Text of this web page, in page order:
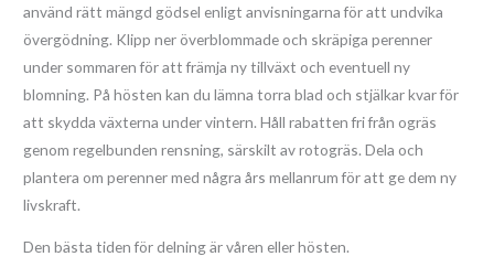
använd rätt mängd gödsel enligt anvisningarna för att undvika
övergödning. Klipp ner överblommade och skräpiga perenner
under sommaren för att främja ny tillväxt och eventuell ny
blomning. På hösten kan du lämna torra blad och stjälkar kvar för
att skydda växterna under vintern. Håll rabatten fri från ogräs
genom regelbunden rensning, särskilt av rotogräs. Dela och
plantera om perenner med några års mellanrum för att ge dem ny
livskraft.
Den bästa tiden för delning är våren eller hösten.